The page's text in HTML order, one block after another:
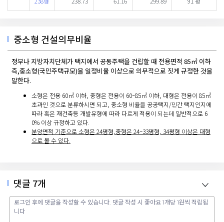
중소형 건설의무비율
정부나 지방자치단체가 택지에서 공동주택을 건립할 때 전용면적 85㎡ 이하
즉,중소형(국민주택규모)을 일정비율 이상으로 의무적으로 짓게 규정한 것을
말한다.
소형은 전용 60㎡ 이하, 중형은 전용이 60~85㎡ 이하, 대형은 전용이 85㎡
초과인 것으로 분류하시면 되고, 중소형 비율을 공공택지/민간 택지인지에
따라 혹은 재건축등 개발유형에 따라 다르게 적용이 되는데 일반적으로 6
0% 이상 규정하고 있다.
분양면적 기준으로 소형은 24평형,중형은 24~33평형, 34평형 이상은 대형
으로 볼 수 있다.
댓글 7개